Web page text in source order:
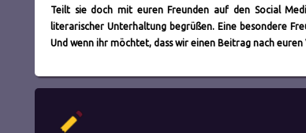
Teilt sie doch mit euren Freunden auf den Social
literarischer Unterhaltung begrüßen. Eine besondere
Und wenn ihr möchtet, dass wir einen Beitrag nach